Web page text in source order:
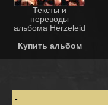
Тексты и
переводы
альбома Herzeleid
Купить альбом